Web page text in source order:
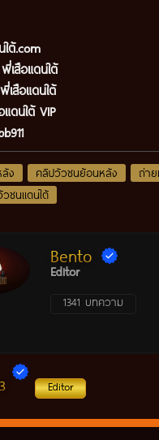
ต้.com
พี่เสือแดนใต้
สือแดนใต้
แดนใต้ VIP
ง คลิปวัวชนย้อนหลัง ถ่า
ชนแดนใต้
Bento
Editor
1341 บทความ
Editor